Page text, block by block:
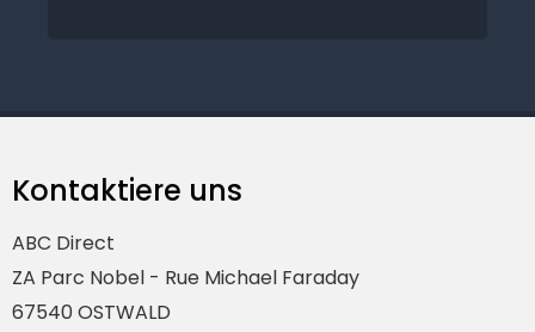
Kontaktiere uns
ABC Direct
ZA Parc Nobel - Rue Michael Faraday
67540 OSTWALD